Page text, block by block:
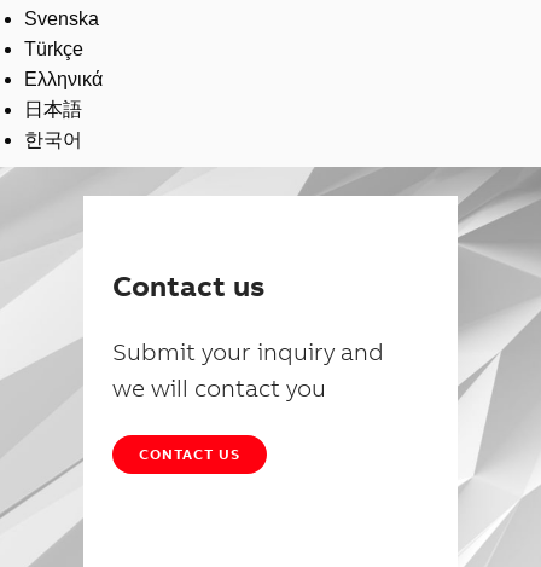
Svenska
Türkçe
Ελληνικά
日本語
한국어
Contact us
Submit your inquiry and
we will contact you
CONTACT US